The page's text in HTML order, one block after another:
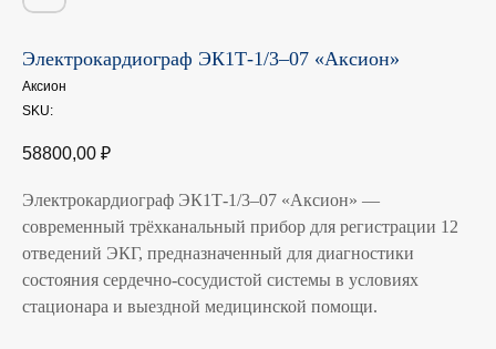
Электрокардиограф ЭК1Т-1/3–07 «Аксион»
Аксион
SKU:
58800,00 ₽
Электрокардиограф ЭК1Т-1/3–07 «Аксион» —
современный трёхканальный прибор для регистрации 12
отведений ЭКГ, предназначенный для диагностики
состояния сердечно-сосудистой системы в условиях
стационара и выездной медицинской помощи.